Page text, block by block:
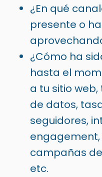
¿En qué
presente o
¿Cómo ha
hasta el
a tu sitio
de datos,
seguidores,
campañas
etc.